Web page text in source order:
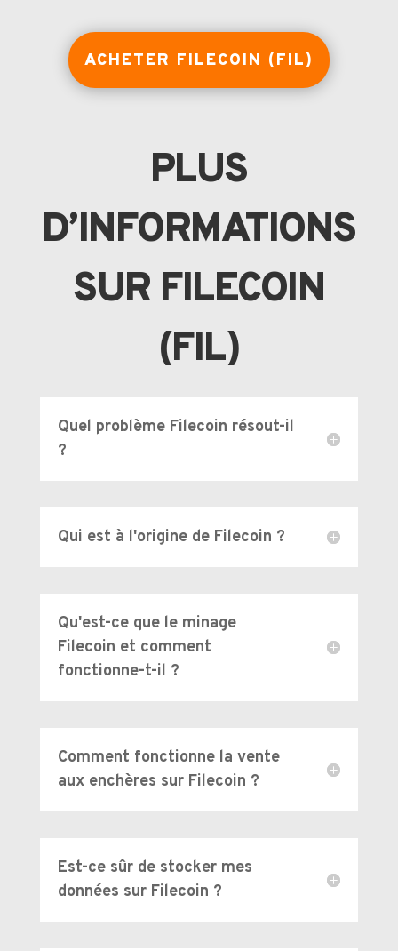
ACHETER FILECOIN (FIL)
PLUS
D’INFORMATIONS
SUR FILECOIN
(FIL)
Quel problème Filecoin résout-il
?
Qui est à l'origine de Filecoin ?
Qu'est-ce que le minage
Filecoin et comment
fonctionne-t-il ?
Comment fonctionne la vente
aux enchères sur Filecoin ?
Est-ce sûr de stocker mes
données sur Filecoin ?